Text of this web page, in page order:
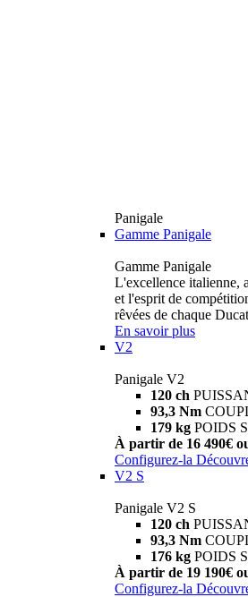
Panigale
Gamme Panigale
Gamme Panigale
L'excellence italienne,
et l'esprit de
rêvées de chaque
En savoir plus
V2
Panigale V2
120 ch
93,3 Nm
179 kg POIDS
À partir de 16 490€
Configurez-la
V2 S
Panigale V2 S
120 ch
93,3 Nm
176 kg POIDS
À partir de 19 190€
Configurez-la